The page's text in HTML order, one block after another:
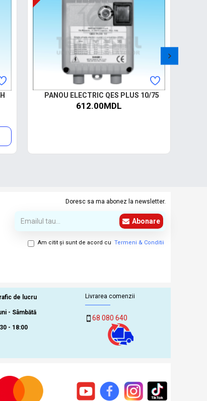
PANOU ELECTRIC QES PLUS 10/75
612.00MDL
Doresc sa ma abonez la newsletter.
Abonare
Am citit şi sunt de acord cu Termeni & Conditii
de lucru
- Sâmbătă
- 18:00
Livrarea comenzii
68 080 640